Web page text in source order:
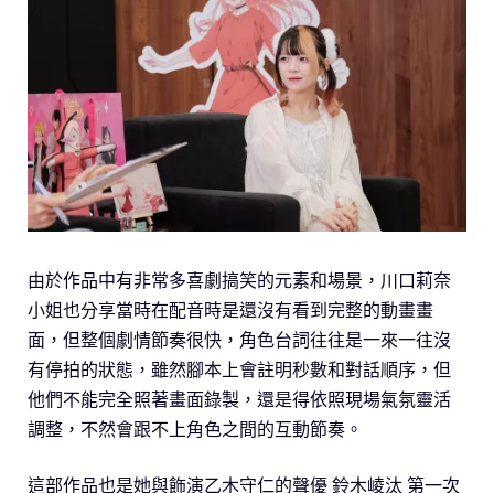
由於作品中有非常多喜劇搞笑的元素和場景，川口莉奈
小姐也分享當時在配音時是還沒有看到完整的動畫畫
面，但整個劇情節奏很快，角色台詞往往是一來一往沒
有停拍的狀態，雖然腳本上會註明秒數和對話順序，但
他們不能完全照著畫面錄製，還是得依照現場氣氛靈活
調整，不然會跟不上角色之間的互動節奏。
這部作品也是她與飾演乙木守仁的聲優 鈴木崚汰 第一次